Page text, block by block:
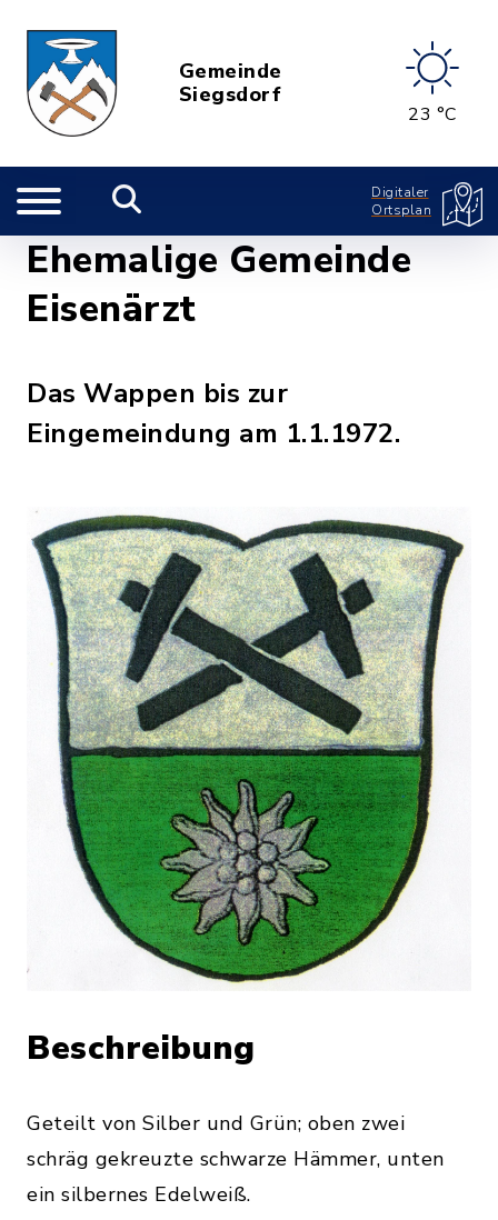
Gemeinde
Siegsdorf
23 °C
Digitaler
Ortsplan
Ehemalige Gemeinde
Eisenärzt
Das Wappen bis zur
Eingemeindung am 1.1.1972.
Beschreibung
Geteilt von Silber und Grün; oben zwei
schräg gekreuzte schwarze Hämmer, unten
ein silbernes Edelweiß.